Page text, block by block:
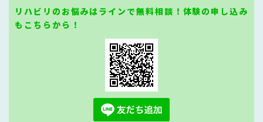
リハビリのお悩みはラインで無料相談！体験の申し込み
もこちらから！